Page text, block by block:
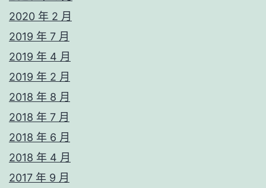
2020 年 2 月
2019 年 7 月
2019 年 4 月
2019 年 2 月
2018 年 8 月
2018 年 7 月
2018 年 6 月
2018 年 4 月
2017 年 9 月